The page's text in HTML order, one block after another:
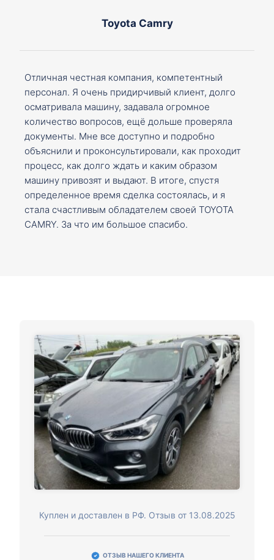
Toyota Camry
Отличная честная компания, компетентный
персонал. Я очень придирчивый клиент, долго
осматривала машину, задавала огромное
количество вопросов, ещё дольше проверяла
документы. Мне все доступно и подробно
объяснили и проконсультировали, как проходит
процесс, как долго ждать и каким образом
машину привозят и выдают. В итоге, спустя
определенное время сделка состоялась, и я
стала счастливым обладателем своей TOYOTA
CAMRY. За что им большое спасибо.
Куплен и доставлен в РФ. Отзыв от 13.08.2025
ОТЗЫВ НАШЕГО КЛИЕНТА